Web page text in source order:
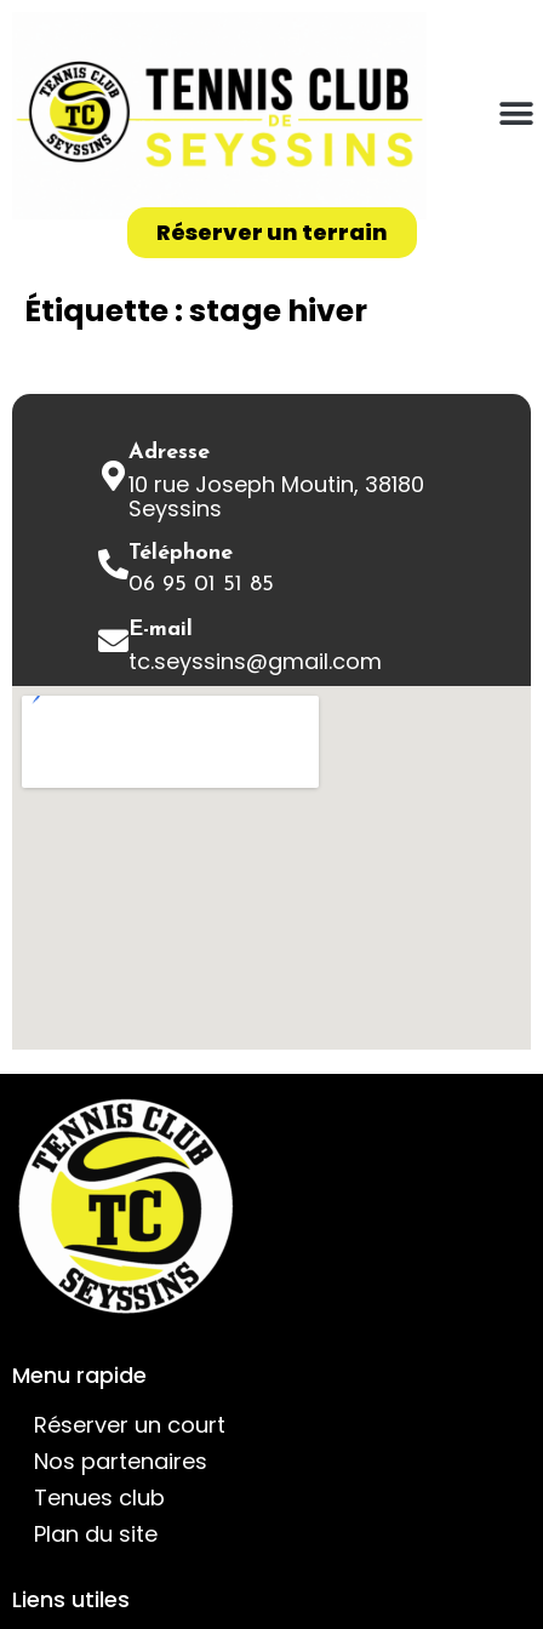
Réserver un terrain
Étiquette :stage hiver
Adresse
10 rue Joseph Moutin, 38180
Seyssins
Téléphone
06 95 01 51 85
E-mail
tc.seyssins@gmail.com
Menu rapide
Réserver un court
Nos partenaires
Tenues club
Plan du site
Liens utiles